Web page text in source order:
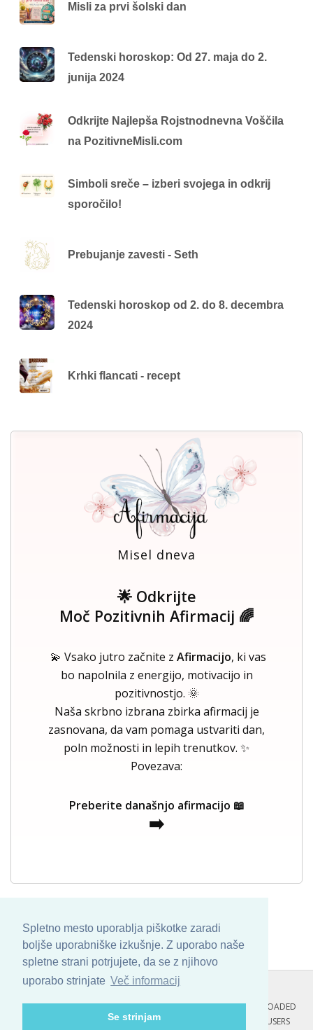
Spletno mesto uporablja piškotke zaradi
boljše uporabniške izkušnje. Z uporabo naše
spletne strani potrjujete, da se z njihovo
uporabo strinjate Več informacij
Se strinjam
Misli za prvi šolski dan
Tedenski horoskop: Od 27. maja do 2.
junija 2024
Odkrijte Najlepša Rojstnodnevna Voščila
na PozitivneMisli.com
Simboli sreče – izberi svojega in odkrij
sporočilo!
Prebujanje zavesti - Seth
Tedenski horoskop od 2. do 8. decembra
2024
Krhki flancati - recept
Misel dneva
🌟 Odkrijte
Moč Pozitivnih Afirmacij 🌈
💫 Vsako jutro začnite z Afirmacijo, ki vas
bo napolnila z energijo, motivacijo in
pozitivnostjo. 🌞
Naša skrbno izbrana zbirka afirmacij je
zasnovana, da vam pomaga ustvariti dan,
poln možnosti in lepih trenutkov. ✨
Povezava:
Preberite današnjo afirmacijo 📖
➡️
COPYRIGHT © 2013 - 2026 BYSKINBASE. ALL ARTWORK ARE UPLOADED
AND COPYRIGHTED TO ITS AUTHOR.
POZITIVNE MISLI : 110 USERS